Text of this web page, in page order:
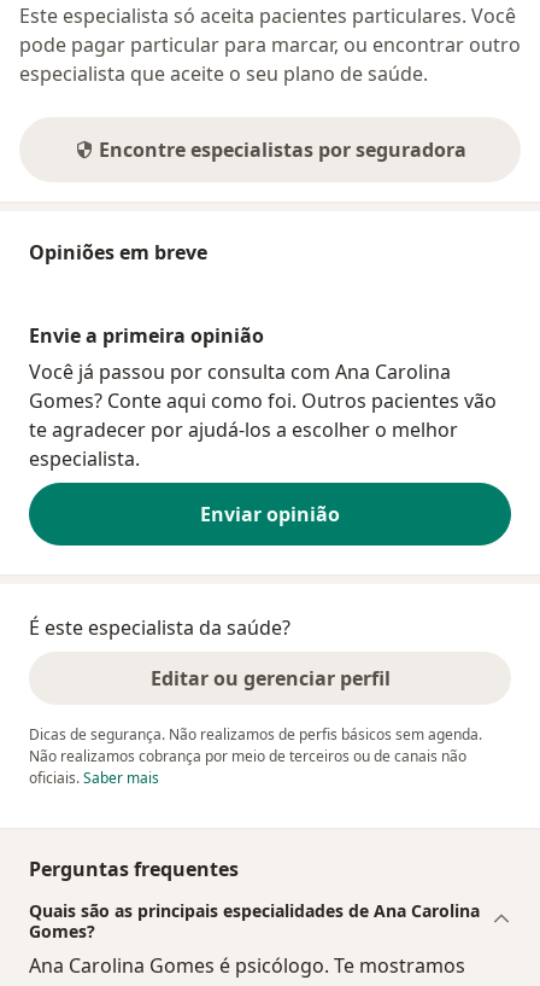
Este especialista só aceita pacientes particulares. Você
pode pagar particular para marcar, ou encontrar outro
especialista que aceite o seu plano de saúde.
Encontre especialistas por seguradora
Opiniões em breve
Envie a primeira opinião
Você já passou por consulta com Ana Carolina
Gomes? Conte aqui como foi. Outros pacientes vão
te agradecer por ajudá-los a escolher o melhor
especialista.
Enviar opinião
É este especialista da saúde?
Editar ou gerenciar perfil
Dicas de segurança. Não realizamos de perfis básicos sem agenda.
Não realizamos cobrança por meio de terceiros ou de canais não
oficiais.Saber mais
Perguntas frequentes
Quais são as principais especialidades de Ana Carolina
Gomes?
Ana Carolina Gomes é psicólogo. Te mostramos